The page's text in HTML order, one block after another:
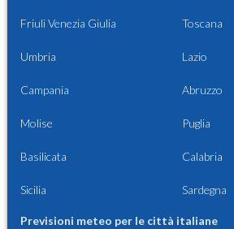
Friuli Venezia Giulia Toscana
Umbria Lazio
Campania Abruzzo
Molise Puglia
Basilicata Calabria
Sicilia Sardegna
Previsioni meteo per le città italiane